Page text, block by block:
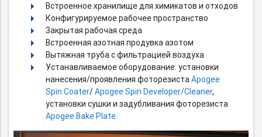
Встроенное хранилище для химикатов и отходов
Конфигурируемое рабочее пространство
Закрытая рабочая среда
Встроенная азотная продувка азотом
Вытяжная труба с фильтрацией воздуха
Устанавливаемое оборудование: установки
нанесения/проявления фоторезистаApogee
Spin Coater/Apogee Spin Developer/Cleaner,
установки сушки и задубливания фоторезиста
Apogee Bake Plate